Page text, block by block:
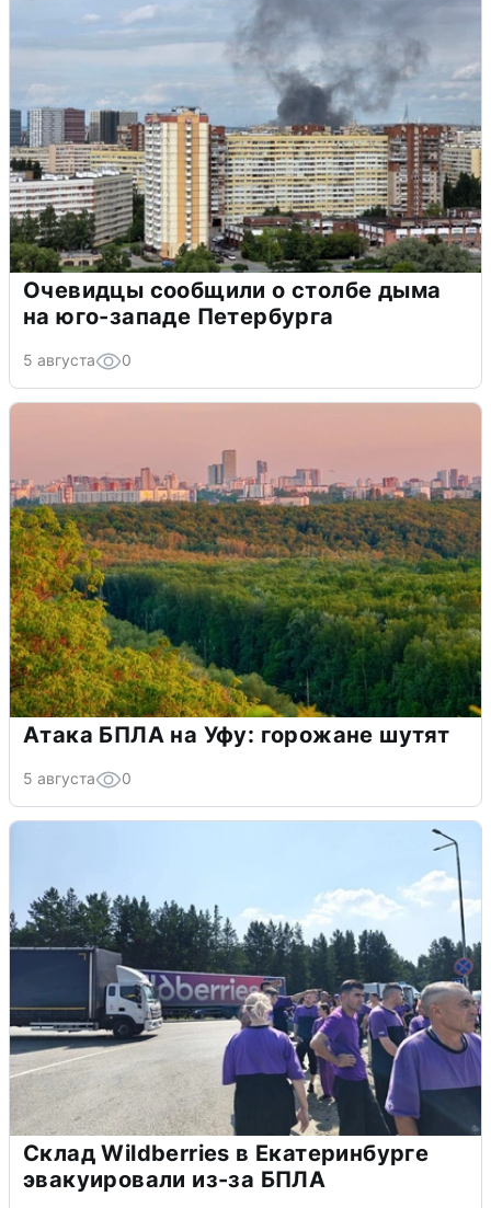
Очевидцы сообщили о столбе дыма
на юго-западе Петербурга
5 августа 0
Атака БПЛА на Уфу: горожане шутят
5 августа 0
Склад Wildberries в Екатеринбурге
эвакуировали из-за БПЛА